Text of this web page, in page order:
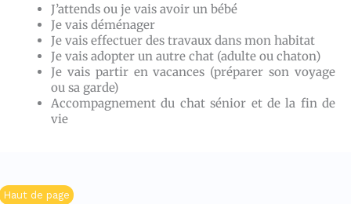
J’attends ou je vais avoir un bébé
Je vais déménager
Je vais effectuer des travaux dans mon habitat
Je vais adopter un autre chat (adulte ou chaton)
Je vais partir en vacances (préparer son voyage
ou sa garde)
Accompagnement du chat sénior et de la fin de
vie
Haut de page